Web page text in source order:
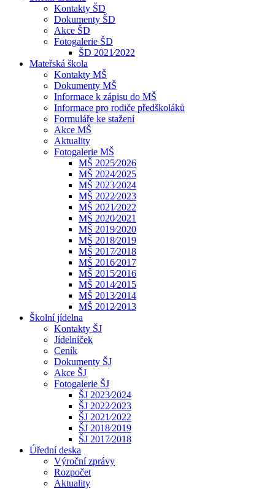
Kontakty ŠD
Dokumenty ŠD
Akce ŠD
Fotogalerie ŠD
ŠD 2021⁄2022
Mateřská škola
Kontakty MŠ
Dokumenty MŠ
Informace k zápisu do MŠ
Informace pro rodiče předškoláků
Formuláře ke stažení
Akce MŠ
Aktuality
Fotogalerie MŠ
MŠ 2025⁄2026
MŠ 2024⁄2025
MŠ 2023⁄2024
MŠ 2022⁄2023
MŠ 2021⁄2022
MŠ 2020⁄2021
MŠ 2019⁄2020
MŠ 2018⁄2019
MŠ 2017⁄2018
MŠ 2016⁄2017
MŠ 2015⁄2016
MŠ 2014⁄2015
MŠ 2013⁄2014
MŠ 2012⁄2013
Školní jídelna
Kontakty ŠJ
Jídelníček
Ceník
Dokumenty ŠJ
Akce ŠJ
Fotogalerie ŠJ
ŠJ 2023⁄2024
ŠJ 2022⁄2023
ŠJ 2021⁄2022
ŠJ 2018⁄2019
ŠJ 2017⁄2018
Úřední deska
Výroční zprávy
Rozpočet
Aktuality